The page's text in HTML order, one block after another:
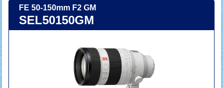
FE 50-150mm F2 GM
SEL50150GM